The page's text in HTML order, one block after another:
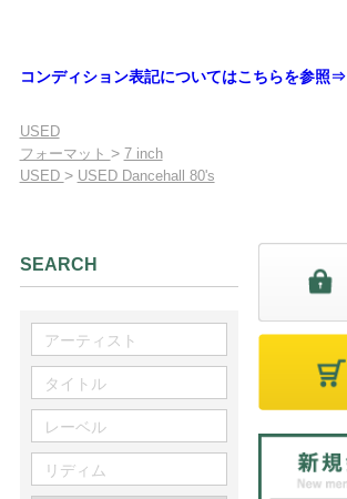
コンディション表記についてはこちらを参照⇒
USED
フォーマット > 7 inch
USED > USED Dancehall 80's
SEARCH